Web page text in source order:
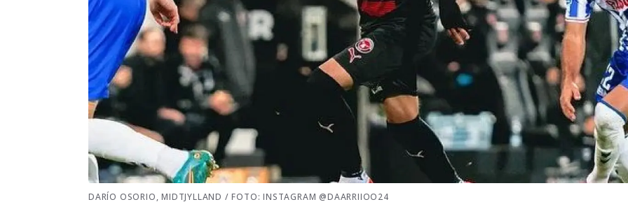
DARÍO OSORIO, MIDTJYLLAND / FOTO: INSTAGRAM @DAARRIIOO24